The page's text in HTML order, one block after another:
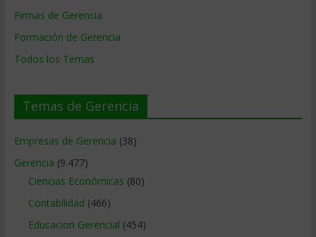
Firmas de Gerencia
Formación de Gerencia
Todos los Temas
Temas de Gerencia
Empresas de Gerencia (38)
Gerencia (9.477)
Ciencias Económicas (80)
Contabilidad (466)
Educacion Gerencial (454)